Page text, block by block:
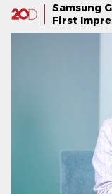
Samsung
First
Galaxy